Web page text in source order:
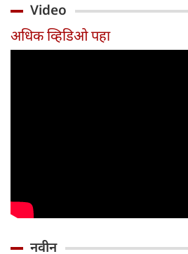
जाणून घ्या
संपतील आणि शुभ
दिवसांची सुरुवात
होईल
Video
अधिक व्हिडिओ पहा
नवीन